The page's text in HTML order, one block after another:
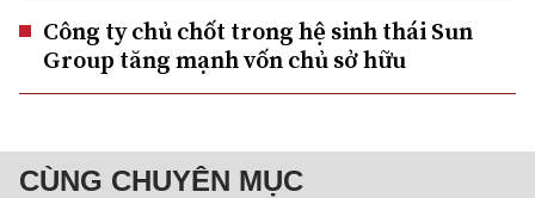
Công ty chủ chốt trong hệ sinh thái Sun
Group tăng mạnh vốn chủ sở hữu
CÙNG CHUYÊN MỤC